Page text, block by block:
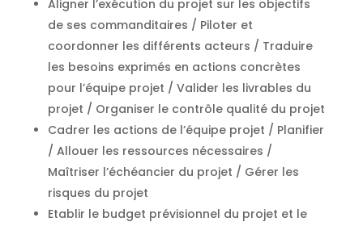
Aligner l’exécution du projet sur les objectifs
de ses commanditaires / Piloter et
coordonner les différents acteurs / Traduire
les besoins exprimés en actions concrètes
pour l’équipe projet / Valider les livrables du
projet / Organiser le contrôle qualité du projet
Cadrer les actions de l’équipe projet / Planifier
/ Allouer les ressources nécessaires /
Maîtriser l’échéancier du projet / Gérer les
risques du projet
Etablir le budget prévisionnel du projet et le